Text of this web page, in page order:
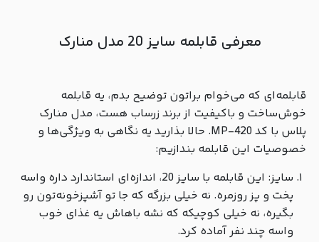
معرفی قابلمه سایز 20 مدل منارک
قابلمه‌ای که می‌خوام براتون توضیح بدم، یه قابلمه
خوش‌ساخت و باکیفیت از برند زرساب هست، مدل منارک
پلاس با کد MP-420. حالا بذارید یه نگاهی به ویژگی‌ها و
خصوصیات این قابلمه بندازیم:
سایز: این قابلمه با سایز 20، اندازه‌ای استاندارد داره واسه
پخت و پز روزمره. نه خیلی بزرگه که جا تو آشپزخونه‌تون رو
بگیره، نه خیلی کوچیکه که نشه باهاش یه غذای خوب
واسه چند نفر آماده کرد.